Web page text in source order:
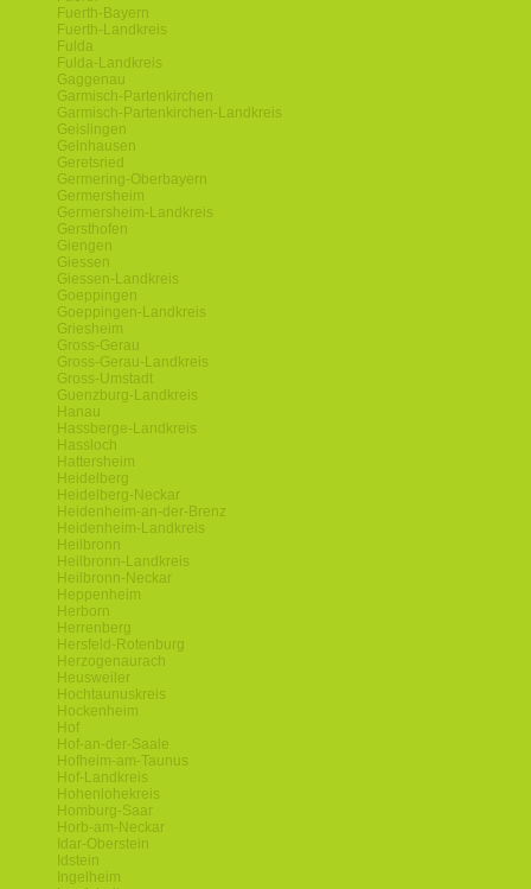
Fuerth-Bayern
Fuerth-Landkreis
Fulda
Fulda-Landkreis
Gaggenau
Garmisch-Partenkirchen
Garmisch-Partenkirchen-Landkreis
Geislingen
Gelnhausen
Geretsried
Germering-Oberbayern
Germersheim
Germersheim-Landkreis
Gersthofen
Giengen
Giessen
Giessen-Landkreis
Goeppingen
Goeppingen-Landkreis
Griesheim
Gross-Gerau
Gross-Gerau-Landkreis
Gross-Umstadt
Guenzburg-Landkreis
Hanau
Hassberge-Landkreis
Hassloch
Hattersheim
Heidelberg
Heidelberg-Neckar
Heidenheim-an-der-Brenz
Heidenheim-Landkreis
Heilbronn
Heilbronn-Landkreis
Heilbronn-Neckar
Heppenheim
Herborn
Herrenberg
Hersfeld-Rotenburg
Herzogenaurach
Heusweiler
Hochtaunuskreis
Hockenheim
Hof
Hof-an-der-Saale
Hofheim-am-Taunus
Hof-Landkreis
Hohenlohekreis
Homburg-Saar
Horb-am-Neckar
Idar-Oberstein
Idstein
Ingelheim